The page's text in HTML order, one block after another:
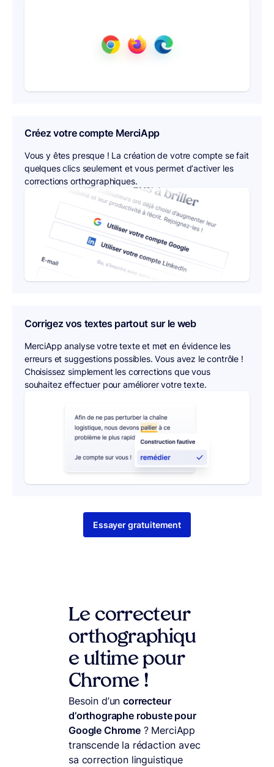
Créez votre compte MerciApp
Vous y êtes presque ! La création de votre compte se fait
quelques clics seulement et vous permet d’activer les
corrections orthographiques.
Corrigez vos textes partout sur le web
MerciApp analyse votre texte et met en évidence les
erreurs et suggestions possibles. Vous avez le contrôle !
Choisissez simplement les corrections que vous
souhaitez effectuer pour améliorer votre texte.
Essayer gratuitement
Le correcteur
orthographiqu
e ultime pour
Chrome !
Besoin d’uncorrecteur
d’orthographe robuste pour
Google Chrome? MerciApp
transcende la rédaction avec
sa correction linguistique